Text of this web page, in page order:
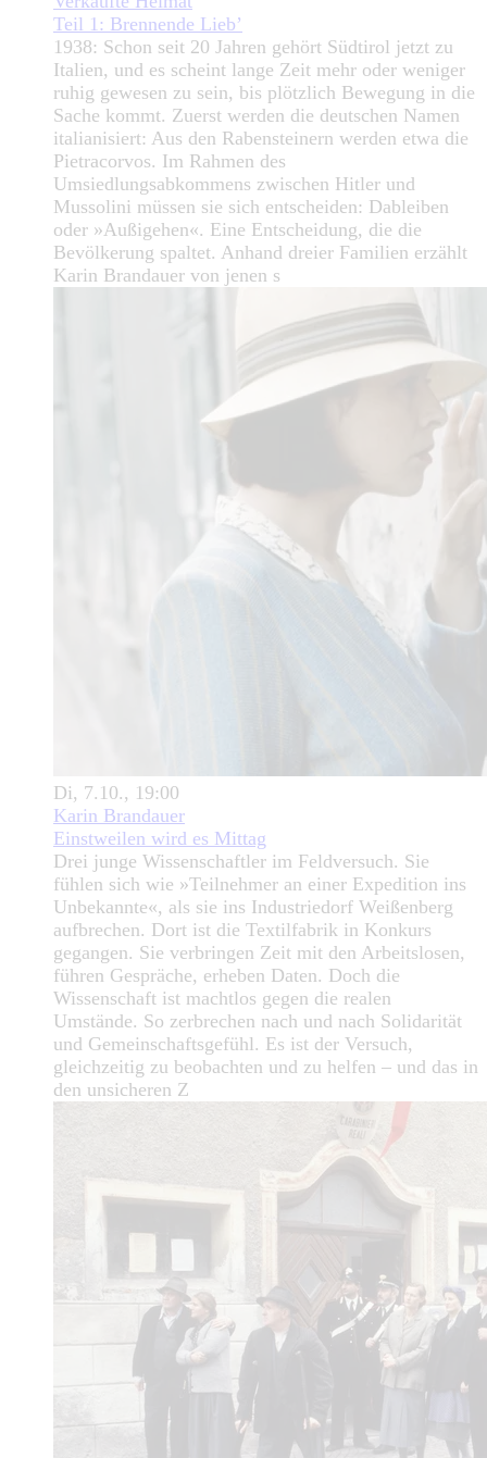
Teil 1: Brennende Lieb’
1938: Schon seit 20 Jahren gehört Südtirol jetzt zu
Italien, und es scheint lange Zeit mehr oder weniger
ruhig gewesen zu sein, bis plötzlich Bewegung in die
Sache kommt. Zuerst werden die deutschen Namen
italianisiert: Aus den Rabensteinern werden etwa die
Pietracorvos. Im Rahmen des
Umsiedlungsabkommens zwischen Hitler und
Mussolini müssen sie sich entscheiden: Dableiben
oder »Außigehen«. Eine Entscheidung, die die
Bevölkerung spaltet. Anhand dreier Familien erzählt
Karin Brandauer von jenen s
Di, 7.10., 19:00
Karin Brandauer
Einstweilen wird es Mittag
Drei junge Wissenschaftler im Feldversuch. Sie
fühlen sich wie »Teilnehmer an einer Expedition ins
Unbekannte«, als sie ins Industriedorf Weißenberg
aufbrechen. Dort ist die Textilfabrik in Konkurs
gegangen. Sie verbringen Zeit mit den Arbeitslosen,
führen Gespräche, erheben Daten. Doch die
Wissenschaft ist machtlos gegen die realen
Umstände. So zerbrechen nach und nach Solidarität
und Gemeinschaftsgefühl. Es ist der Versuch,
gleichzeitig zu beobachten und zu helfen – und das in
den unsicheren Z